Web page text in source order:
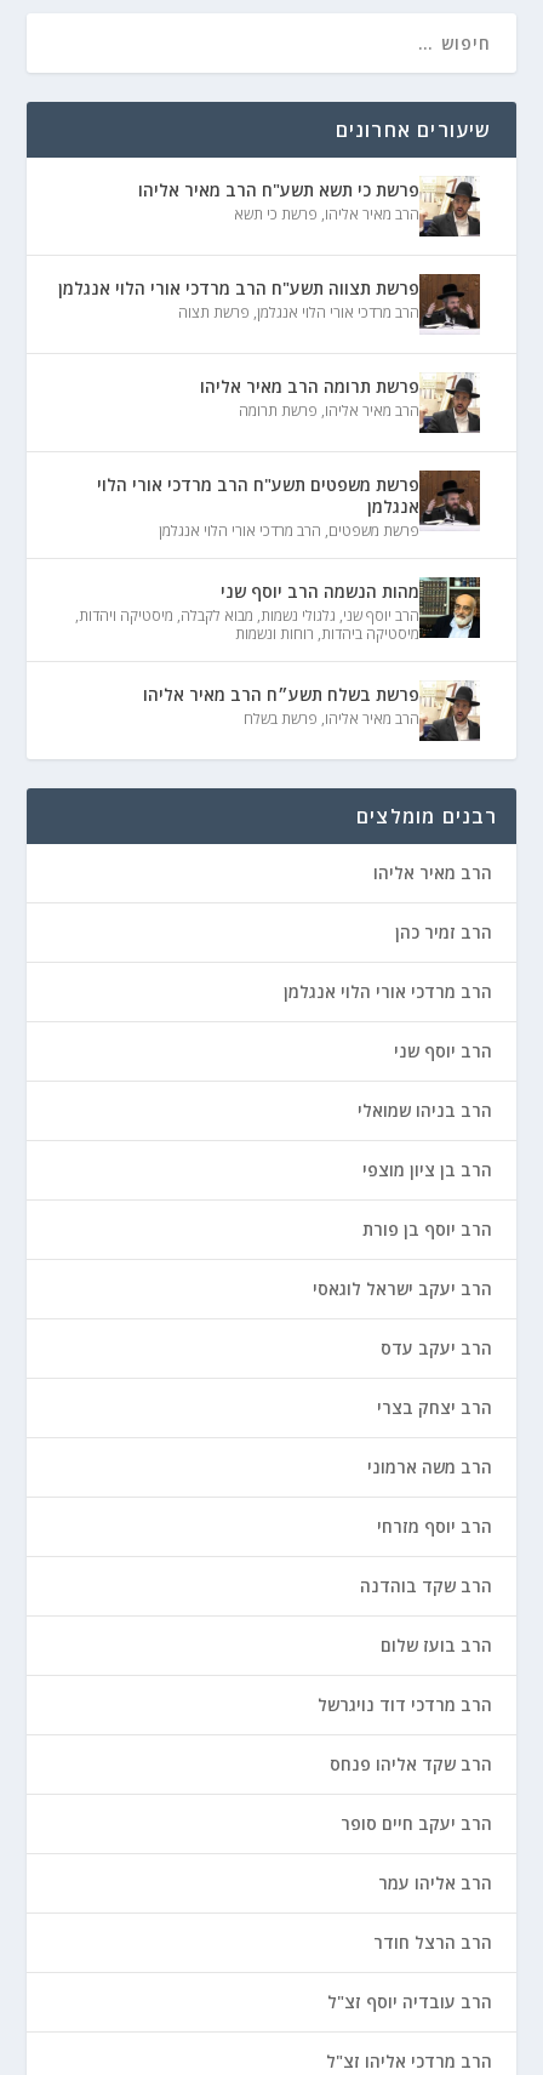
שיעורים אחרונים
פרשת כי תשא תשע"ח הרב מאיר אליהו
הרב מאיר אליהו, פרשת כי תשא
פרשת תצווה תשע"ח הרב מרדכי אורי הלוי אנגלמן
הרב מרדכי אורי הלוי אנגלמן, פרשת תצוה
פרשת תרומה הרב מאיר אליהו
הרב מאיר אליהו, פרשת תרומה
פרשת משפטים תשע"ח הרב מרדכי אורי הלוי
אנגלמן
פרשת משפטים, הרב מרדכי אורי הלוי אנגלמן
מהות הנשמה הרב יוסף שני
הרב יוסף שני, גלגולי נשמות, מבוא לקבלה, מיסטיקה ויהדות,
מיסטיקה ביהדות, רוחות ונשמות
פרשת בשלח תשע״ח הרב מאיר אליהו
הרב מאיר אליהו, פרשת בשלח
רבנים מומלצים
הרב מאיר אליהו
הרב זמיר כהן
הרב מרדכי אורי הלוי אנגלמן
הרב יוסף שני
הרב בניהו שמואלי
הרב בן ציון מוצפי
הרב יוסף בן פורת
הרב יעקב ישראל לוגאסי
הרב יעקב עדס
הרב יצחק בצרי
הרב משה ארמוני
הרב יוסף מזרחי
הרב שקד בוהדנה
הרב בועז שלום
הרב מרדכי דוד נויגרשל
הרב שקד אליהו פנחס
הרב יעקב חיים סופר
הרב אליהו עמר
הרב הרצל חודר
הרב עובדיה יוסף זצ"ל
הרב מרדכי אליהו זצ"ל